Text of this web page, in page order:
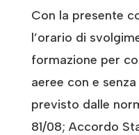
Con la presente
l’orario di
formazione per
aeree con e
previsto dalle
81/08; Accordo